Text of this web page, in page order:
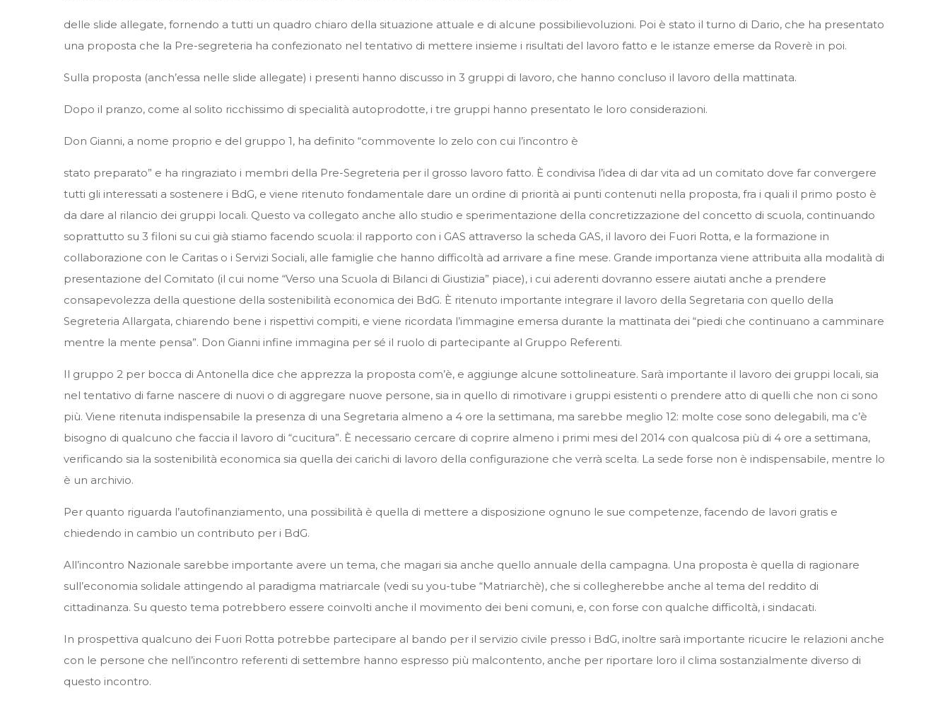
delle slide allegate, fornendo a tutti un quadro chiaro della situazione attuale e di alcune possibilievoluzioni. Poi è stato il turno di Dario, che ha presentato
una proposta che la Pre-segreteria ha confezionato nel tentativo di mettere insieme i risultati del lavoro fatto e le istanze emerse da Roverè in poi.
Sulla proposta (anch’essa nelle slide allegate) i presenti hanno discusso in 3 gruppi di lavoro, che hanno concluso il lavoro della mattinata.
Dopo il pranzo, come al solito ricchissimo di specialità autoprodotte, i tre gruppi hanno presentato le loro considerazioni.
Don Gianni, a nome proprio e del gruppo 1, ha definito “commovente lo zelo con cui l’incontro è
stato preparato” e ha ringraziato i membri della Pre-Segreteria per il grosso lavoro fatto. È condivisa l’idea di dar vita ad un comitato dove far convergere
tutti gli interessati a sostenere i BdG, e viene ritenuto fondamentale dare un ordine di priorità ai punti contenuti nella proposta, fra i quali il primo posto è
da dare al rilancio dei gruppi locali. Questo va collegato anche allo studio e sperimentazione della concretizzazione del concetto di scuola, continuando
soprattutto su 3 filoni su cui già stiamo facendo scuola: il rapporto con i GAS attraverso la scheda GAS, il lavoro dei Fuori Rotta, e la formazione in
collaborazione con le Caritas o i Servizi Sociali, alle famiglie che hanno difficoltà ad arrivare a fine mese. Grande importanza viene attribuita alla modalità di
presentazione del Comitato (il cui nome “Verso una Scuola di Bilanci di Giustizia” piace), i cui aderenti dovranno essere aiutati anche a prendere
consapevolezza della questione della sostenibilità economica dei BdG. È ritenuto importante integrare il lavoro della Segretaria con quello della
Segreteria Allargata, chiarendo bene i rispettivi compiti, e viene ricordata l’immagine emersa durante la mattinata dei “piedi che continuano a camminare
mentre la mente pensa”. Don Gianni infine immagina per sé il ruolo di partecipante al Gruppo Referenti.
Il gruppo 2 per bocca di Antonella dice che apprezza la proposta com’è, e aggiunge alcune sottolineature. Sarà importante il lavoro dei gruppi locali, sia
nel tentativo di farne nascere di nuovi o di aggregare nuove persone, sia in quello di rimotivare i gruppi esistenti o prendere atto di quelli che non ci sono
più. Viene ritenuta indispensabile la presenza di una Segretaria almeno a 4 ore la settimana, ma sarebbe meglio 12: molte cose sono delegabili, ma c’è
bisogno di qualcuno che faccia il lavoro di “cucitura”. È necessario cercare di coprire almeno i primi mesi del 2014 con qualcosa più di 4 ore a settimana,
verificando sia la sostenibilità economica sia quella dei carichi di lavoro della configurazione che verrà scelta. La sede forse non è indispensabile, mentre lo
è un archivio.
Per quanto riguarda l’autofinanziamento, una possibilità è quella di mettere a disposizione ognuno le sue competenze, facendo de lavori gratis e
chiedendo in cambio un contributo per i BdG.
All’incontro Nazionale sarebbe importante avere un tema, che magari sia anche quello annuale della campagna. Una proposta è quella di ragionare
sull’economia solidale attingendo al paradigma matriarcale (vedi su you-tube “Matriarchè), che si collegherebbe anche al tema del reddito di
cittadinanza. Su questo tema potrebbero essere coinvolti anche il movimento dei beni comuni, e, con forse con qualche difficoltà, i sindacati.
In prospettiva qualcuno dei Fuori Rotta potrebbe partecipare al bando per il servizio civile presso i BdG, inoltre sarà importante ricucire le relazioni anche
con le persone che nell’incontro referenti di settembre hanno espresso più malcontento, anche per riportare loro il clima sostanzialmente diverso di
questo incontro.